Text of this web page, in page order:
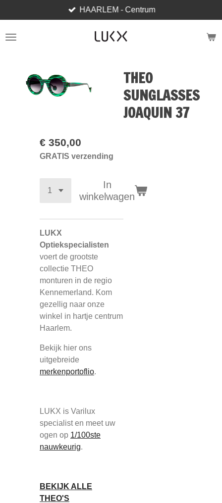
direct
naar
HAARLEM - Centrum
THEO
SUNGLASSES
JOAQUIN 37
€ 350,00
GRATIS verzending
In
winkelwagen
LUKX
Optiekspecialisten
voert de grootste
collectie THEO
monturen in de regio
Kennemerland. Kom
gezellig naar onze
winkel in hartje centrum
Haarlem.
Bekijk hier ons
uitgebreide
merkenportoflio.
LUKX is Varilux
specialist en meet uw
ogen op 1/100ste
nauwkeurig.
BEKIJK ALLE
THEO'S